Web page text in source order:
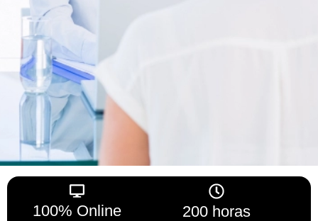
100% Online 200 horas